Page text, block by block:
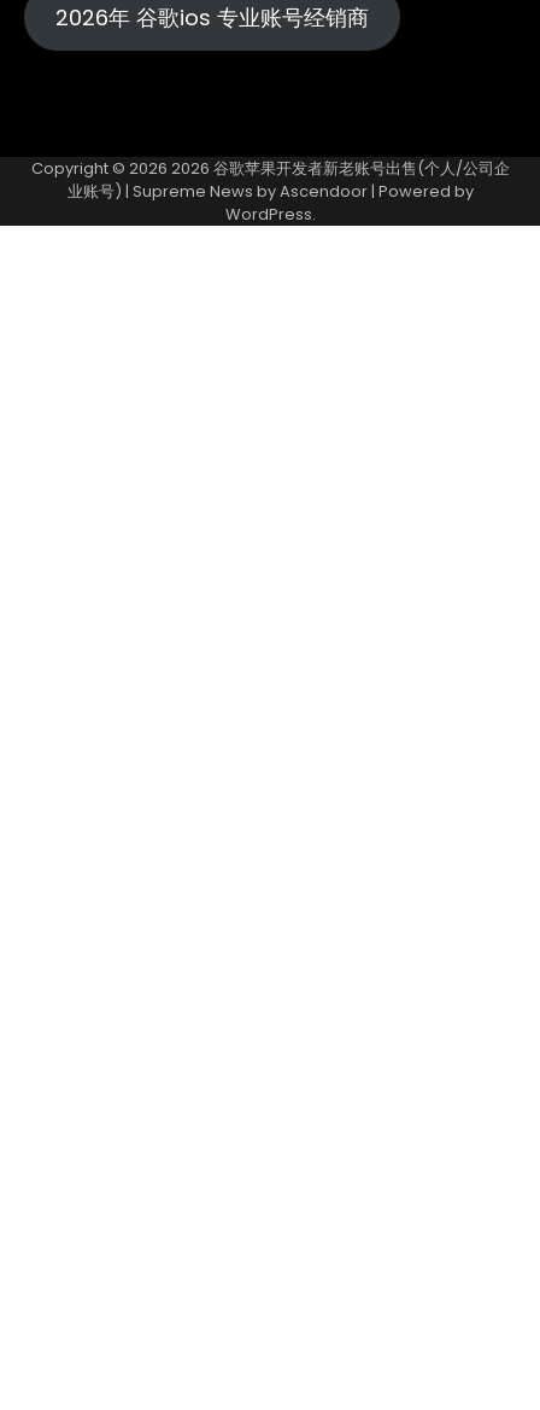
2026年 谷歌ios 专业账号经销商
Copyright © 2026 2026 谷歌苹果开发者新老账号出售(个人/公司企
业账号) | Supreme News byAscendoor| Powered by
WordPress.